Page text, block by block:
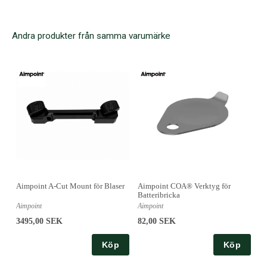
Andra produkter från samma varumärke
Aimpoint A-Cut Mount för Blaser
Aimpoint
3495,00 SEK
Köp
Aimpoint COA® Verktyg för
Batteribricka
Aimpoint
82,00 SEK
Köp